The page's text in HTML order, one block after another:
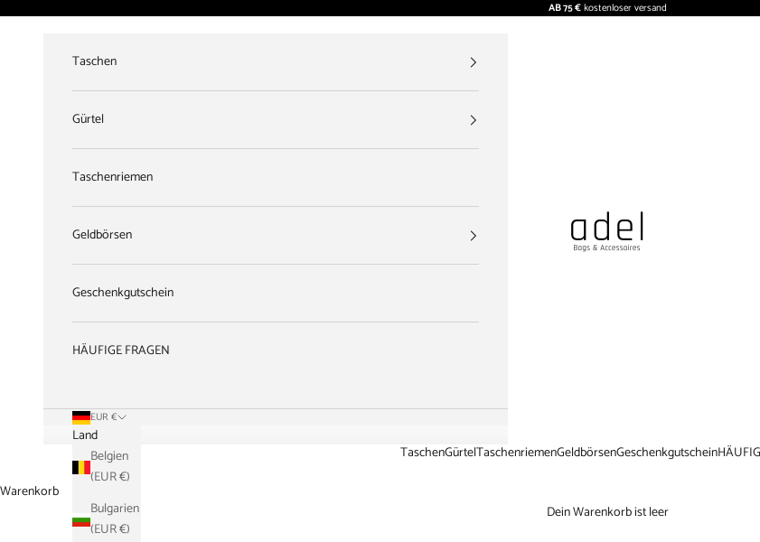
AB 75 €kostenloser versand
TaschenGürtelTaschenriemenGeldbörsenGeschenkgutschein
Taschen
Gürtel
Taschenriemen
Geldbörsen
Geschenkgutschein
HÄUFIGE FRAGEN
EUR €
Land
Belgien
(EUR €)
Bulgarien
(EUR €)
Warenkorb
Dein Warenkorb ist leer